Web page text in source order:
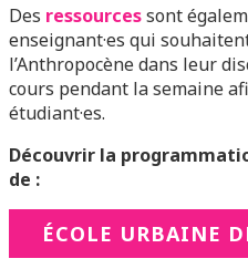
Des ressourcessont
enseignant·es qui
l’Anthropocène dans leur
cours pendant la semaine
étudiant·es.
Découvrir la
de :
ÉCOLE URBAINE